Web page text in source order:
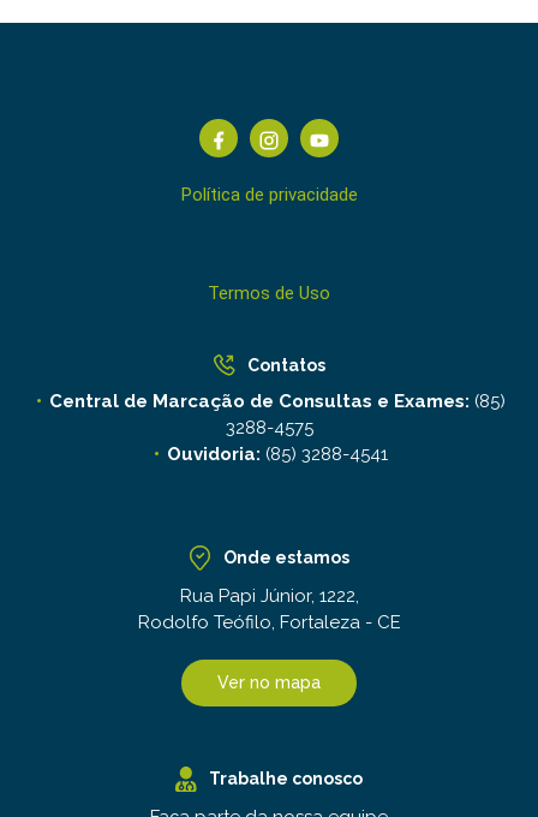
Política de privacidade
Termos de Uso
Contatos
Central de Marcação de Consultas e Exames: (85)
3288-4575
Ouvidoria: (85) 3288-4541
Onde estamos
Rua Papi Júnior, 1222,
Rodolfo Teófilo, Fortaleza - CE
Ver no mapa
Trabalhe conosco